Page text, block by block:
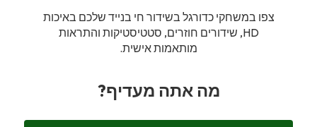
צפו במשחקי כדורגל בשידור חי בנייד שלכם באיכות
HD, שידורים חוזרים, סטטיסטיקות והתראות
מותאמות אישית.
מה אתה מעדיף?